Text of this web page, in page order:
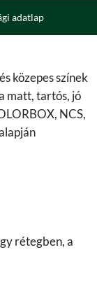
adatlap
közepes színek
matt, tartós, jó
NCS,
rétegben, a